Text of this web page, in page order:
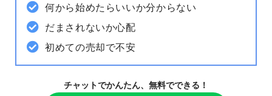
何から始めたらいいか分からない
だまされないか心配
初めての売却で不安
チャットでかんたん、無料でできる！